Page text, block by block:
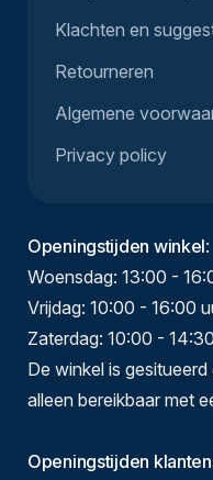
Klachten en
Retourneren
Algemene
Privacy policy
Openingstijden winkel:
Woensdag: 13:00 -
Vrijdag: 10:00 - 16:00
Zaterdag: 10:00 -
De winkel is
alleen bereikbaar met
Openingstijden